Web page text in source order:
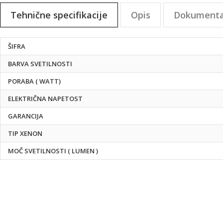
na
začetekTehnične specifikacije
Tehnične
specifikacije
ŠIFRA
BARVA SVETILNOSTI
PORABA ( WATT)
ELEKTRIČNA NAPETOST
GARANCIJA
TIP XENON
MOČ SVETILNOSTI ( LUMEN )
Opis